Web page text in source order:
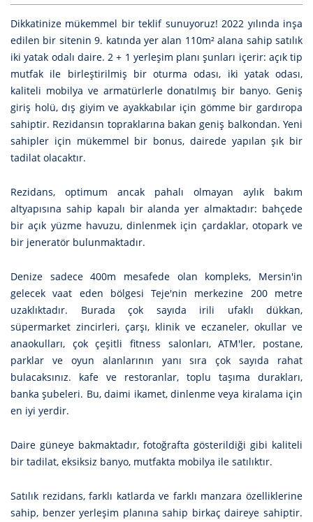
Dikkatinize mükemmel bir teklif sunuyoruz!2022 yılında inşa
edilen bir sitenin 9. katında yer alan 110m² alana sahip satılık
iki yatak odalı daire. 2 + 1 yerleşim planı şunları içerir: açık tip
mutfak ile birleştirilmiş bir oturma odası, iki yatak odası,
kaliteli mobilya ve armatürlerle donatılmış bir banyo. Geniş
giriş holü, dış giyim ve ayakkabılar için gömme bir gardıropa
sahiptir. Rezidansın topraklarına bakan geniş balkondan.Yeni
sahipler için mükemmel bir bonus, dairede yapılan şık bir
tadilat olacaktır.
Rezidans, optimum ancak pahalı olmayan aylık bakım
altyapısına sahip kapalı bir alanda yer almaktadır: bahçede
bir açık yüzme havuzu, dinlenmek için çardaklar, otopark ve
bir jeneratör bulunmaktadır.
Denize sadece 400m mesafede olan kompleks, Mersin'in
gelecek vaat eden bölgesi Teje'nin merkezine 200 metre
uzaklıktadır. Burada çok sayıda irili ufaklı dükkan,
süpermarket zincirleri, çarşı, klinik ve eczaneler, okullar ve
anaokulları, çok çeşitli fitness salonları, ATM'ler, postane,
parklar ve oyun alanlarının yanı sıra çok sayıda rahat
bulacaksınız. kafe ve restoranlar, toplu taşıma durakları,
banka şubeleri. Bu, daimi ikamet, dinlenme veya kiralama için
en iyi yerdir.
Daire güneye bakmaktadır, fotoğrafta gösterildiği gibi kaliteli
bir tadilat, eksiksiz banyo, mutfakta mobilya ile satılıktır.
Satılık rezidans, farklı katlarda ve farklı manzara özelliklerine
sahip, benzer yerleşim planına sahip birkaç daireye sahiptir.